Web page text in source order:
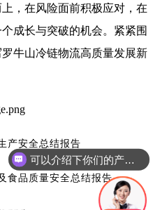
，在风险面前积极应对，在
成长与突破的机会。紧紧围
牛山冷链物流高质量发展新
产安全总结报告
食品质量安全总结报告
可以介绍下你们的产品么